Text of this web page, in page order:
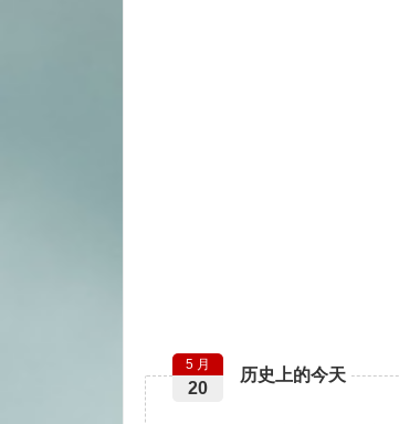
历史上的今天
5 月
20